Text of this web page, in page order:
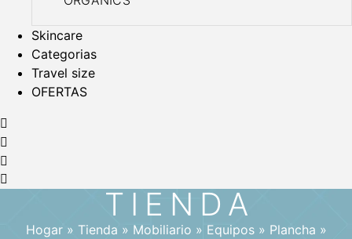
Skincare
Categorias
Travel size
OFERTAS
TIENDA
Hogar » Tienda » Mobiliario » Equipos » Plancha »